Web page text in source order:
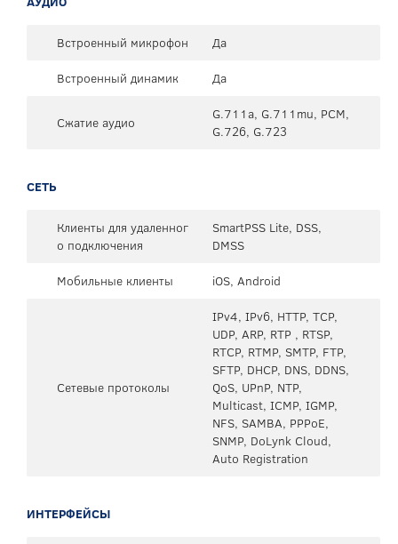
Встроенный микрофон
Да
Встроенный динамик
Да
Сжатие аудио
G.711a, G.711mu, PCM,
G.726, G.723
СЕТЬ
Клиенты для удаленног
о подключения
SmartPSS Lite, DSS,
DMSS
Мобильные клиенты
iOS, Android
Сетевые протоколы
IPv4, IPv6, HTTP, TCP,
UDP, ARP, RTP , RTSP,
RTCP, RTMP, SMTP, FTP,
SFTP, DHCP, DNS, DDNS,
QoS, UPnP, NTP,
Multicast, ICMP, IGMP,
NFS, SAMBA, PPPoE,
SNMP, DoLynk Cloud,
Auto Registration
ИНТЕРФЕЙСЫ